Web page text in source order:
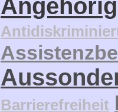
Barrierefreiheit
Behinderte